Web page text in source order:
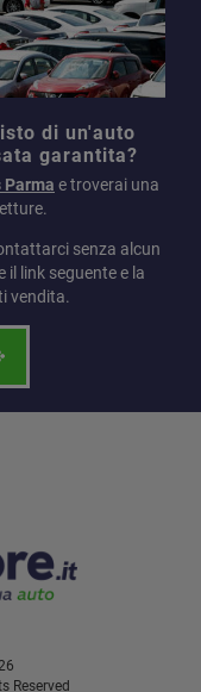
di un'auto
garantita?
Parma e troverai una
senza alcun
link seguente e la
vendita.
Reserved